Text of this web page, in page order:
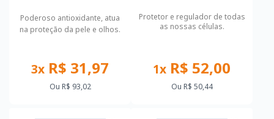
Poderoso antioxidante, atua
na proteção da pele e olhos.
3x R$ 31,97
Ou R$ 93,02
Antiinflamatório com
selênio
Protetor e regulador de todas
as nossas células.
1x R$ 52,00
Ou R$ 50,44